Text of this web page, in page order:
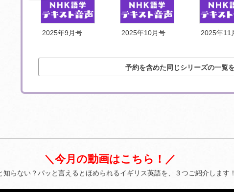
2025年9月号 2025年10月号 2025年11
予約を含めた同じシリーズの一覧
＼今月の動画はこちら！／
知らない？パッと言えるとほめられるイギリス英語を、３つご紹介します！